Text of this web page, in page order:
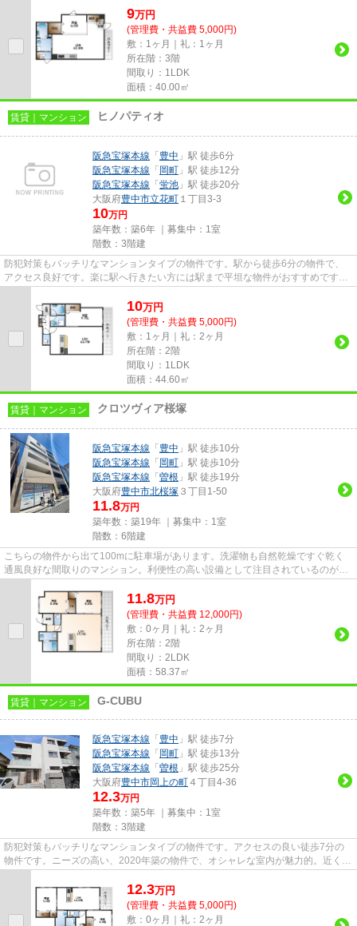
9万円
(管理費・共益費 5,000円)
敷：1ヶ月｜礼：1ヶ月
所在階：3階
間取り：1LDK
面積：40.00㎡
賃貸｜マンション ヒノパティオ
阪急宝塚本線 「 豊中 」駅 徒歩6分
阪急宝塚本線 「 岡町 」駅 徒歩12分
阪急宝塚本線 「 蛍池 」駅 徒歩20分
大阪府豊中市立花町 １丁目3-3
10万円
築年数：築6年 ｜募集中： 1室
階数：3階建
防犯対策もバッチリなマンションタイプの物件です。駅から徒歩6分の物件で、
アクセス良好です。楽に駅へ行きたい方には駅まで平坦な物件がおすすめです。
10万円
(管理費・共益費 5,000円)
敷：1ヶ月｜礼：2ヶ月
所在階：2階
間取り：1LDK
面積：44.60㎡
賃貸｜マンション クロツヴィア桜塚
阪急宝塚本線 「 豊中 」駅 徒歩10分
阪急宝塚本線 「 岡町 」駅 徒歩10分
阪急宝塚本線 「 曽根 」駅 徒歩19分
大阪府豊中市北桜塚 ３丁目1-50
11.8万円
築年数：築19年 ｜募集中： 1室
階数：6階建
こちらの物件から出て100mに駐車場があります。洗濯物も自然乾燥ですぐ乾く
通風良好な間取りのマンション。利便性の高い設備として注目されているのが敷
11.8万円
(管理費・共益費 12,000円)
敷：0ヶ月｜礼：2ヶ月
所在階：2階
間取り：2LDK
面積：58.37㎡
賃貸｜マンション G-CUBU
阪急宝塚本線 「 豊中 」駅 徒歩7分
阪急宝塚本線 「 岡町 」駅 徒歩13分
阪急宝塚本線 「 曽根 」駅 徒歩25分
大阪府豊中市岡上の町 ４丁目4-36
12.3万円
築年数：築5年 ｜募集中： 1室
階数：3階建
防犯対策もバッチリなマンションタイプの物件です。アクセスの良い徒歩7分の
物件です。ニーズの高い、2020年築の物件で、オシャレな室内が魅力的。近くに
12.3万円
(管理費・共益費 5,000円)
敷：0ヶ月｜礼：2ヶ月